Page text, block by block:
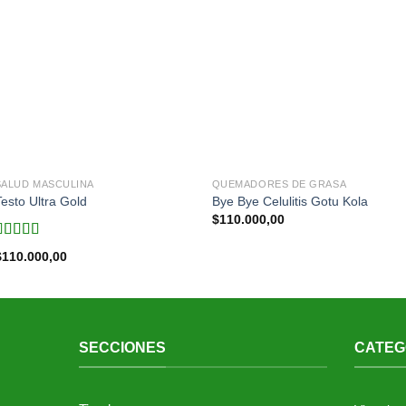
MASCULINA
Ultra Gold
en
de 5
110.000,00
QUEMADORES DE GRASA
Bye Bye Celulitis Gotu Kola
$110.000,00
SECCIONES